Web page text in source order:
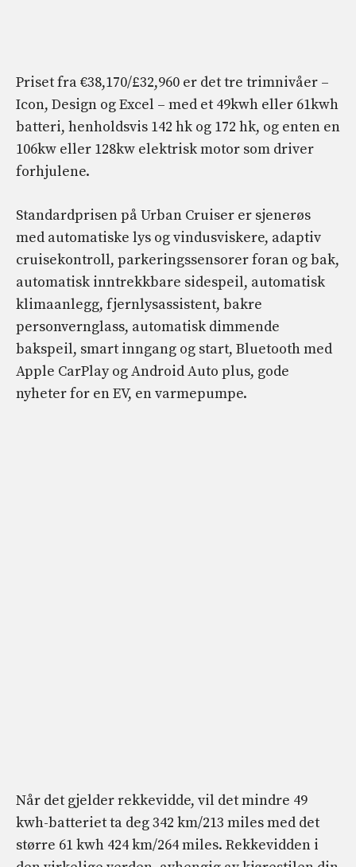
Priset fra €38,170/£32,960 er det tre trimnivåer –
Icon, Design og Excel – med et 49kwh eller 61kwh
batteri, henholdsvis 142 hk og 172 hk, og enten en
106kw eller 128kw elektrisk motor som driver
forhjulene.
Standardprisen på Urban Cruiser er sjenerøs
med automatiske lys og vindusviskere, adaptiv
cruisekontroll, parkeringssensorer foran og bak,
automatisk inntrekkbare sidespeil, automatisk
klimaanlegg, fjernlysassistent, bakre
personvernglass, automatisk dimmende
bakspeil, smart inngang og start, Bluetooth med
Apple CarPlay og Android Auto plus, gode
nyheter for en EV, en varmepumpe.
Når det gjelder rekkevidde, vil det mindre 49
kwh-batteriet ta deg 342 km/213 miles med det
større 61 kwh 424 km/264 miles. Rekkevidden i